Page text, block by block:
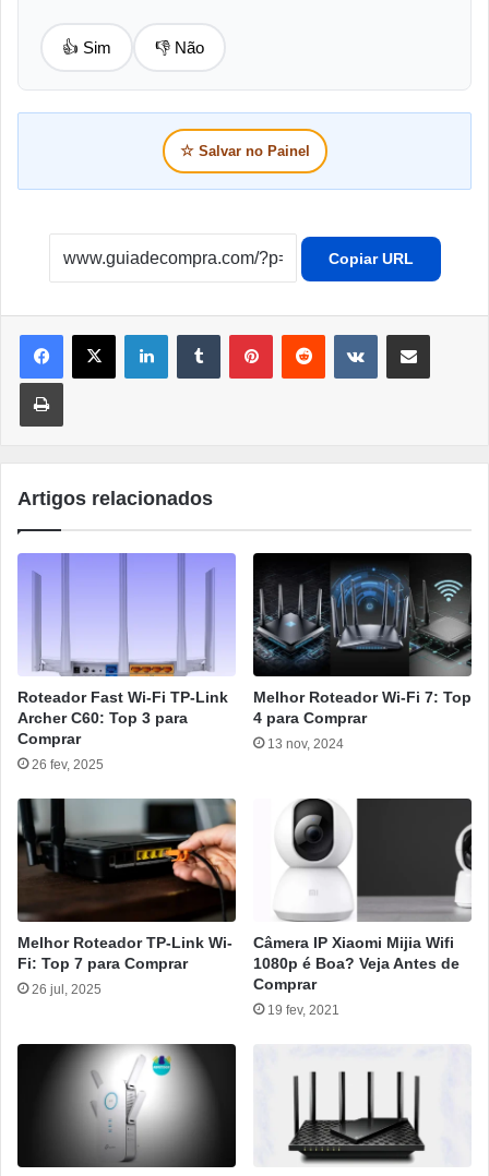
👍 Sim 👎 Não
☆ Salvar no Painel
Copiar URL
LinkedinTumblr PinterestReddit VK Compartilhar por e-mail
Imprimir
Artigos relacionados
Roteador Fast Wi-Fi TP-Link
Archer C60: Top 3 para
Comprar
26 fev, 2025
Melhor Roteador Wi-Fi 7: Top
4 para Comprar
13 nov, 2024
Melhor Roteador TP-Link Wi-
Fi: Top 7 para Comprar
26 jul, 2025
Câmera IP Xiaomi Mijia Wifi
1080p é Boa? Veja Antes de
Comprar
19 fev, 2021